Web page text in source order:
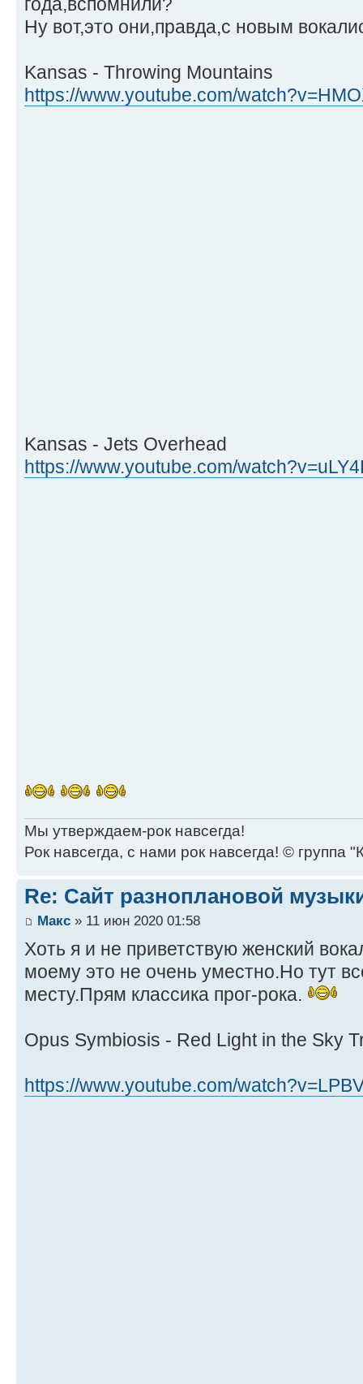
Ну вот,это они,правда,с новым
Kansas - Throwing Mountains
https://www.youtube.com/
Kansas - Jets Overhead
https://www.youtube.com/
Мы утверждаем-рок навсегда!
Рок навсегда, с нами рок навсегда! © группа
Re: Сайт разноплановой
Макс » 11 июн 2020 01:58
Хоть я и не приветствую женский
моему это не очень уместно.Но тут
месту.Прям классика прог-рока.
Opus Symbiosis - Red Light in the Sky
https://www.youtube.com/